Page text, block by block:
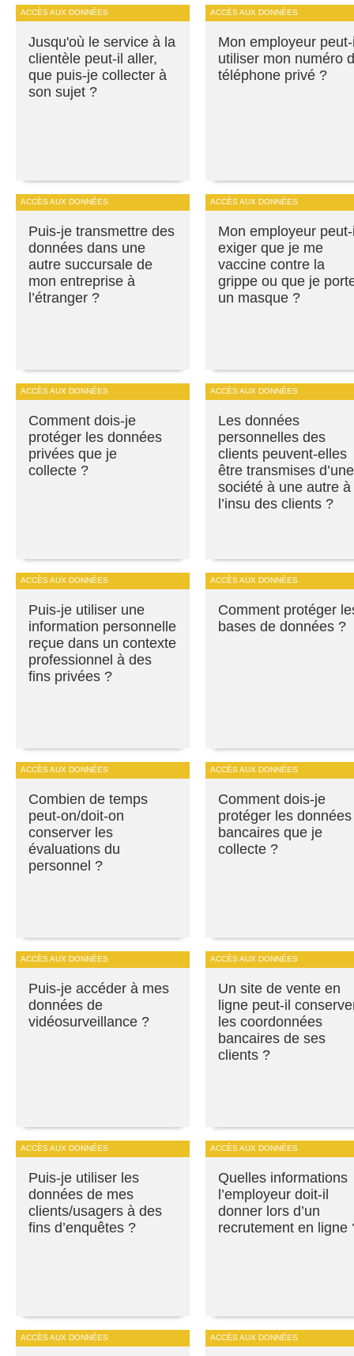
ACCÈS AUX DONNÉES
Jusqu'où le service à la
clientèle peut-il aller,
que puis-je collecter à
son sujet ?
ACCÈS AUX DONNÉES
Mon employeur
utiliser mon numéro
téléphone privé ?
ACCÈS AUX DONNÉES
Puis-je transmettre des
données dans une
autre succursale de
mon entreprise à
l’étranger ?
ACCÈS AUX DONNÉES
Mon employeur
exiger que je me
vaccine contre la
grippe ou que je
un masque ?
ACCÈS AUX DONNÉES
Comment dois-je
protéger les données
privées que je
collecte ?
ACCÈS AUX DONNÉES
Les données
personnelles des
clients peuvent-elles
être transmises d’une
société à une autre à
l’insu des clients ?
ACCÈS AUX DONNÉES
Puis-je utiliser une
information personnelle
reçue dans un contexte
professionnel à des
fins privées ?
ACCÈS AUX DONNÉES
Comment protéger
bases de données ?
ACCÈS AUX DONNÉES
Combien de temps
peut-on/doit-on
conserver les
évaluations du
personnel ?
ACCÈS AUX DONNÉES
Comment dois-je
protéger les données
bancaires que je
collecte ?
ACCÈS AUX DONNÉES
Puis-je accéder à mes
données de
vidéosurveillance ?
ACCÈS AUX DONNÉES
Un site de vente en
ligne peut-il
les coordonnées
bancaires de ses
clients ?
ACCÈS AUX DONNÉES
Puis-je utiliser les
données de mes
clients/usagers à des
fins d’enquêtes ?
ACCÈS AUX DONNÉES
Quelles informations
l’employeur doit-il
donner lors d’un
recrutement en ligne
ACCÈS AUX DONNÉES ACCÈS AUX DONNÉES